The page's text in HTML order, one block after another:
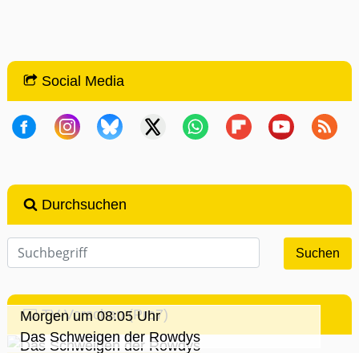
Social Media
Durchsuchen
TV-Vorschau (Pro7)
Morgen um 08:05 Uhr
Das Schweigen der Rowdys